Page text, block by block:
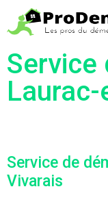
Service
Service de
Vivarais